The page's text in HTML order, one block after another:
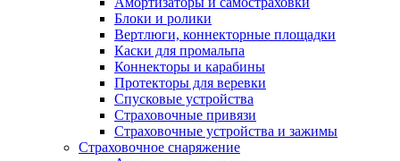
Блоки и ролики
Вертлюги, коннекторные площадки
Каски для промальпа
Коннекторы и карабины
Протекторы для веревки
Спусковые устройства
Страховочные привязи
Страховочные устройства и зажимы
Страховочное снаряжение